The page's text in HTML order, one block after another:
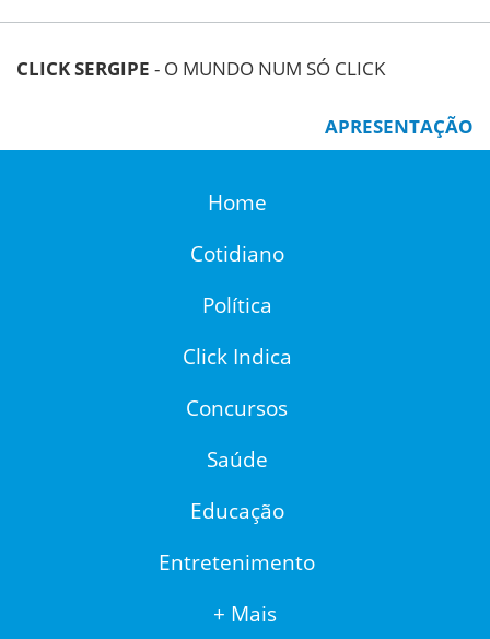
CLICK SERGIPE - O MUNDO NUM SÓ CLICK
APRESENTAÇÃO
Home
Cotidiano
Política
Click Indica
Concursos
Saúde
Educação
Entretenimento
+ Mais